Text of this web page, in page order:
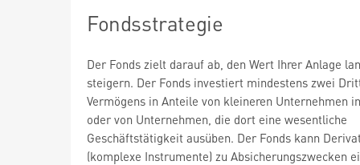
Fondsstrategie
Der Fonds zielt darauf ab, den Wert Ihrer Anlage
steigern. Der Fonds investiert mindestens zwei
Vermögens in Anteile von kleineren Unternehmen
oder von Unternehmen, die dort eine wesentliche
Geschäftstätigkeit ausüben. Der Fonds kann
(komplexe Instrumente) zu Absicherungszwecken